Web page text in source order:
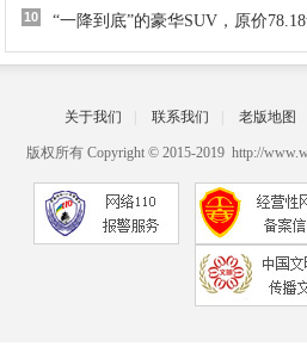
10 “一降到底”的豪华SUV，原价
关于我们 联系我们 老版地图
版权所有 Copyright © 2015-2019 http://